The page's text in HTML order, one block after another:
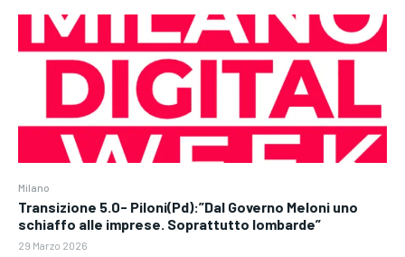
Milano
Transizione 5.0- Piloni(Pd):”Dal Governo Meloni uno
schiaffo alle imprese. Soprattutto lombarde”
29 Marzo 2026